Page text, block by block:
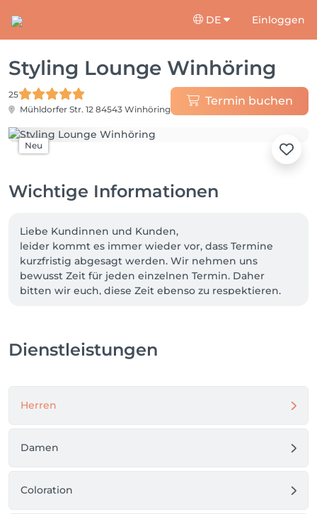
DE Einloggen
Styling Lounge Winhöring
25
Mühldorfer Str. 12 84543 Winhöring
Termin buchen
Neu
Wichtige Informationen
Liebe Kundinnen und Kunden,
leider kommt es immer wieder vor, dass Termine
kurzfristig abgesagt werden. Wir nehmen uns
bewusst Zeit für jeden einzelnen Termin. Daher
bitten wir euch, diese Zeit ebenso zu respektieren.
Fällt der Termin vor einen Sonn- oder Feiertag, gilt
Dienstleistungen
Herren
Damen
Coloration